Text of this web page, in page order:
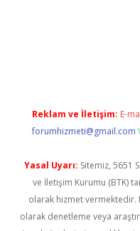
Reklam ve İletişim: E-
forumhizmeti@gmail.com
Yasal Uyarı: Sitemiz, 5651
ve İletişim Kurumu (BTK)
olarak hizmet
olarak denetleme veya